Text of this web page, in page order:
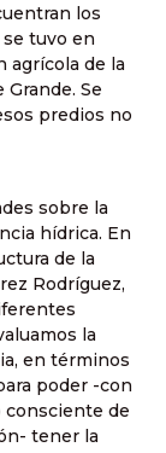
los
tuvo en
agrícola de la
Grande. Se
predios no
sobre la
hídrica. En
de la
Rodríguez,
la
en términos
poder -con
consciente de
tener la